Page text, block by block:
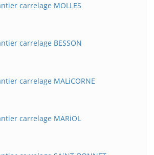
carrelage MOLLES
carrelage BESSON
carrelage MALiCORNE
carrelage MARiOL